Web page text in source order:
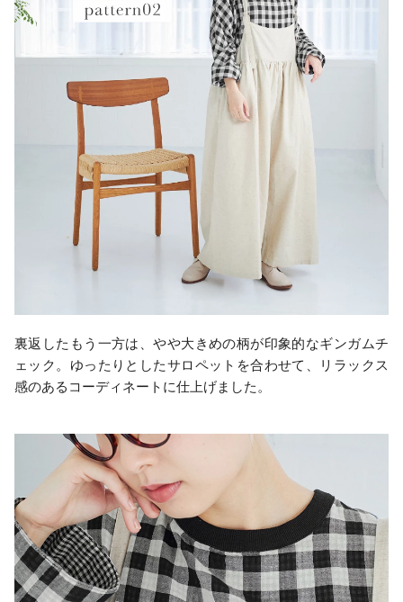
裏返したもう一方は、やや大きめの柄が印象的なギンガムチ
ェック。ゆったりとしたサロペットを合わせて、リラックス
感のあるコーディネートに仕上げました。